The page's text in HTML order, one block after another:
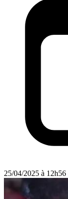
25/04/2025 à 12h56